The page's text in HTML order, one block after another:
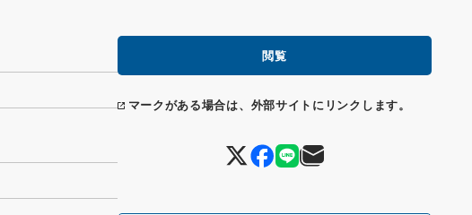
閲覧
マークがある場合は、外部サイトにリンクします。